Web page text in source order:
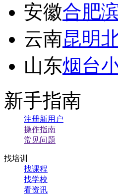
安徽合肥
云南昆明
山东烟台
新手指南
注册新用户
操作指南
常见问题
找培训
找课程
找学校
看资讯